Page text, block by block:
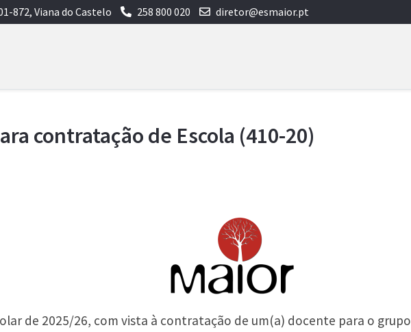
872, Viana do Castelo 258 800 020 diretor@esmaior.pt
contratação de Escola (410-20)
de 2025/26, com vista à contratação de um(a) docente para o grupo